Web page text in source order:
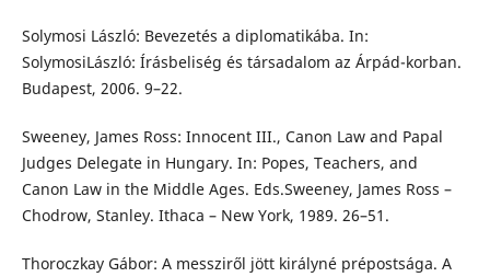
Solymosi László: Bevezetés a diplomatikába. In:
SolymosiLászló: Írásbeliség és társadalom az Árpád-korban.
Budapest, 2006. 9–22.
Sweeney, James Ross: Innocent III., Canon Law and Papal
Judges Delegate in Hungary. In: Popes, Teachers, and
Canon Law in the Middle Ages. Eds.Sweeney, James Ross –
Chodrow, Stanley. Ithaca – New York, 1989. 26–51.
Thoroczkay Gábor: A messziről jött királyné prépostsága. A